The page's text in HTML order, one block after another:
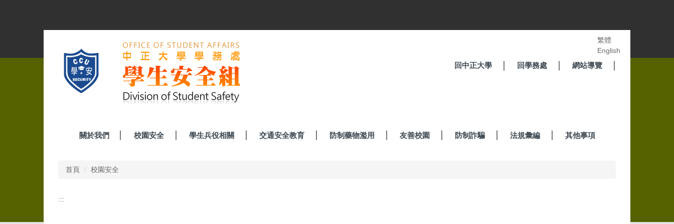
容
回中正大學 回學務處 網站導覽
關於我們 校園安全 學生兵役相關 交通安全教育 防制藥物濫用 友善校園 防制詐騙 法規彙編 其他事項
繁體
English
首頁 校園安全
:::